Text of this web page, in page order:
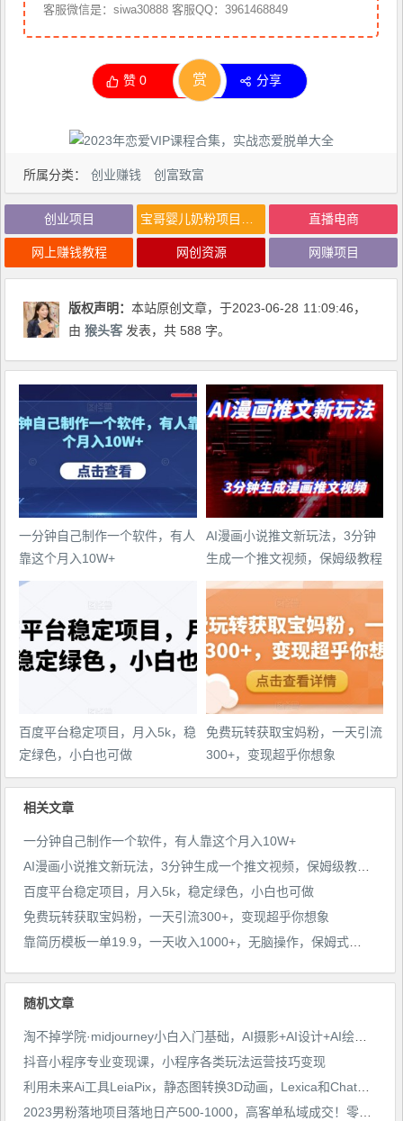
客服微信是：siwa30888 客服QQ：3961468849
赞0 赏 分享
所属分类： 创业赚钱 创富致富
创业项目 直播电商
网上赚钱教程 网创资源 网赚项目
版权声明：本站原创文章，于2023-06-28 11:09:46，
由猴头客 发表，共 588 字。
一分钟自己制作一个软件，有人
靠这个月入10W+
AI漫画小说推文新玩法，3分钟
生成一个推文视频，保姆级教程
【配项目操作和软件教程】
百度平台稳定项目，月入5k，稳
定绿色，小白也可做
免费玩转获取宝妈粉，一天引流
300+，变现超乎你想象
相关文章
一分钟自己制作一个软件，有人靠这个月入10W+
百度平台稳定项目，月入5k，稳定绿色，小白也可做
免费玩转获取宝妈粉，一天引流300+，变现超乎你想象
随机文章
抖音小程序专业变现课，小程序各类玩法运营技巧变现